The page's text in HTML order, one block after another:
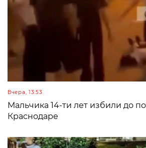
Вчера, 13:53
Мальчика 14-ти лет избили до
Краснодаре